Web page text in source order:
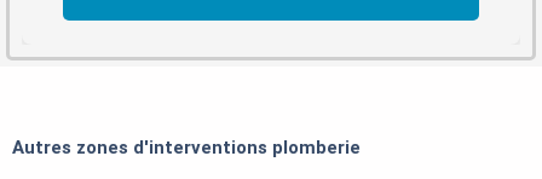
Autres zones d'interventions plomberie